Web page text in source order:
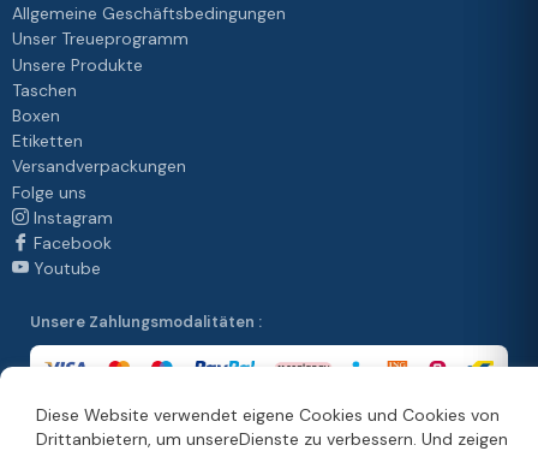
Diese Website verwendet eigene Cookies und Cookies von
Drittanbietern, um unsereDienste zu verbessern. Und zeigen
Allgemeine Geschäftsbedingungen
Unser Treueprogramm
Unsere Produkte
Taschen
Boxen
Etiketten
Versandverpackungen
Folge uns
Instagram
Facebook
Youtube
Unsere Zahlungsmodalitäten :
Unsere Vertriebsmethoden :